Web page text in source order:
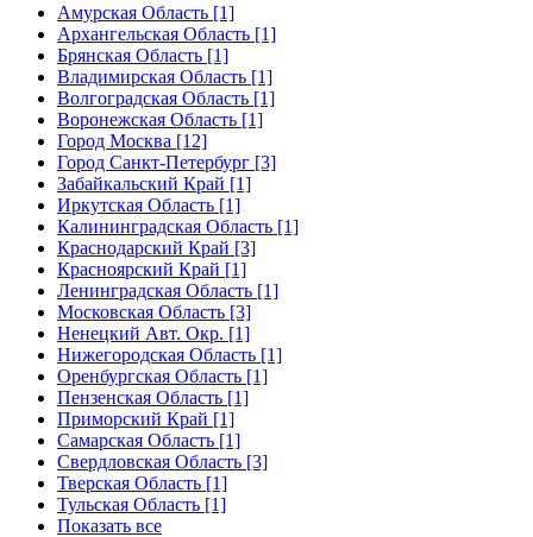
Амурская Область [1]
Архангельская Область [1]
Брянская Область [1]
Владимирская Область [1]
Волгоградская Область [1]
Воронежская Область [1]
Город Москва [12]
Город Санкт-Петербург [3]
Забайкальский Край [1]
Иркутская Область [1]
Калининградская Область [1]
Краснодарский Край [3]
Красноярский Край [1]
Ленинградская Область [1]
Московская Область [3]
Ненецкий Авт. Окр. [1]
Нижегородская Область [1]
Оренбургская Область [1]
Пензенская Область [1]
Приморский Край [1]
Самарская Область [1]
Свердловская Область [3]
Тверская Область [1]
Тульская Область [1]
Показать все